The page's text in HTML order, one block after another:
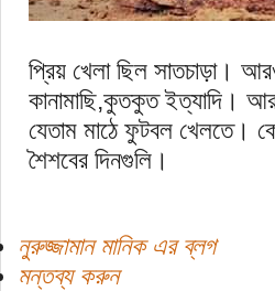
প্রিয় খেলা ছিল সাতচাড়া।
কানামাছি,কুতকুত ইত্যাদি। আর
যেতাম মাঠে ফুটবল খেলতে।
শৈশবের দিনগুলি।
নুরুজ্জামান মানিক এর ব্লগ
মন্তব্য করুন